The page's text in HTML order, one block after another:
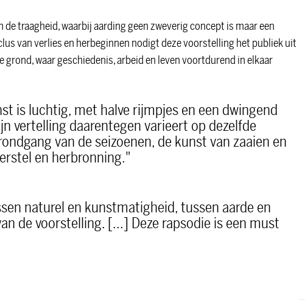
de traagheid, waarbij aarding geen zweverig concept is maar een
van verlies en herbeginnen nodigt deze voorstelling het publiek uit
grond, waar geschiedenis, arbeid en leven voortdurend in elkaar
is luchtig, met halve rijmpjes en een dwingend
vertelling daarentegen varieert op dezelfde
van de seizoenen, de kunst van zaaien en
en herbronning."
naturel en kunstmatigheid, tussen aarde en
de voorstelling. [...] Deze rapsodie is een must